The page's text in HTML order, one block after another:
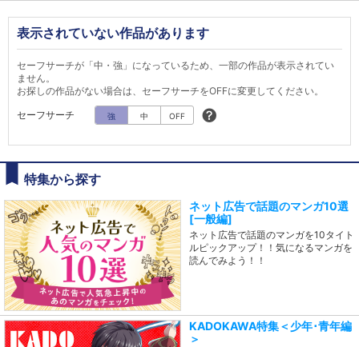
表示されていない作品があります
セーフサーチが「中・強」になっているため、一部の作品が表示されてい
ません。
お探しの作品がない場合は、セーフサーチをOFFに変更してください。
セーフサーチ
強 中 OFF
特集から探す
ネット広告で話題のマンガ10選
[一般編]
ネット広告で話題のマンガを10タイト
ルピックアップ！！気になるマンガを
読んでみよう！！
KADOKAWA特集＜少年･青年編
＞